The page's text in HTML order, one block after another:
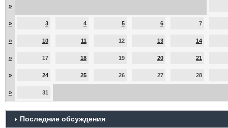
»
» 3 4 5 6 7
» 10 11 12 13 14
» 17 18 19 20 21
» 24 25 26 27 28
» 31
Последние обсуждения